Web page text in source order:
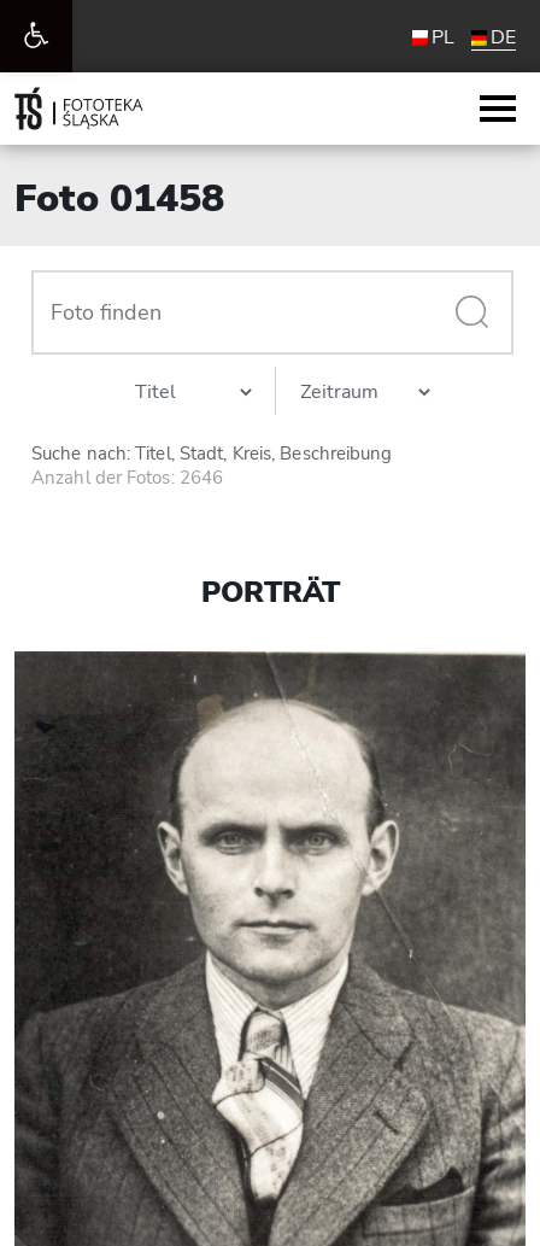
Werkzeugleiste
öffnen
PL DE
Foto 01458
Suche nach: Titel, Stadt, Kreis, Beschreibung
Anzahl der Fotos: 2646
PORTRÄT